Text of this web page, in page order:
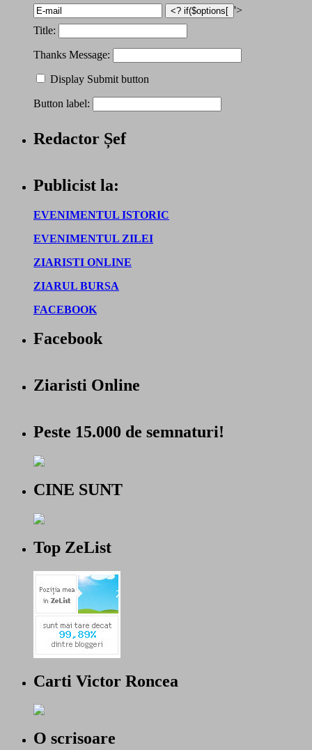
'>
Title:
Thanks Message:
Display Submit button
Button label:
Redactor Șef
Publicist la:
EVENIMENTUL ISTORIC
EVENIMENTUL ZILEI
ZIARISTI ONLINE
ZIARUL BURSA
FACEBOOK
Facebook
Ziaristi Online
Peste 15.000 de semnaturi!
CINE SUNT
Top ZeList
Carti Victor Roncea
O scrisoare